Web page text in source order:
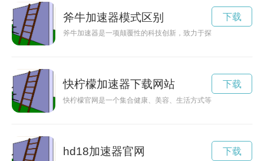
斧牛加速器模式区别
斧牛加速器是一项颠覆性的科技创新，致力于探索未知领域，
下载
快柠檬加速器下载网站
快柠檬官网是一个集合健康、美容、生活方式等多方面信息的
下载
hd18加速器官网 下载